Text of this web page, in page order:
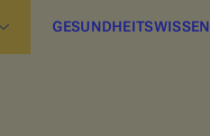
GESUNDHEITSWISSEN